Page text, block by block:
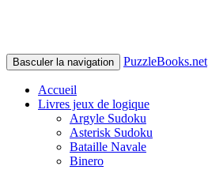
Basculer la navigation PuzzleBooks.net
Accueil
Livres jeux de logique
Argyle Sudoku
Asterisk Sudoku
Bataille Navale
Binero